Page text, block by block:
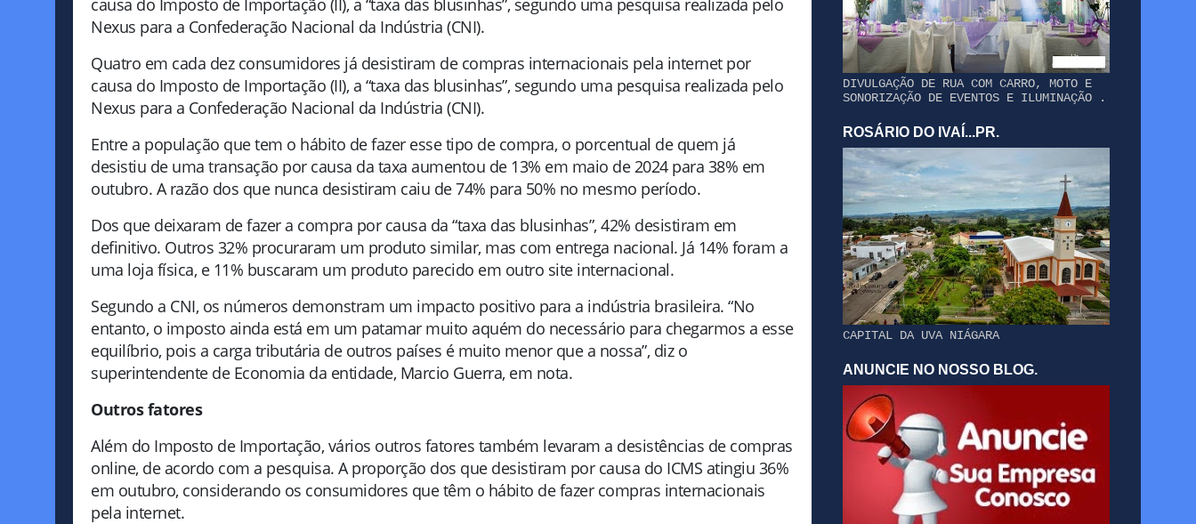
causa do Imposto de Importação (II), a “taxa das blusinhas”, segundo uma pesquisa realizada pelo
Nexus para a Confederação Nacional da Indústria (CNI).
Quatro em cada dez consumidores já desistiram de compras internacionais pela internet por
causa do Imposto de Importação (II), a “taxa das blusinhas”, segundo uma pesquisa realizada pelo
Nexus para a Confederação Nacional da Indústria (CNI).
Entre a população que tem o hábito de fazer esse tipo de compra, o porcentual de quem já
desistiu de uma transação por causa da taxa aumentou de 13% em maio de 2024 para 38% em
outubro. A razão dos que nunca desistiram caiu de 74% para 50% no mesmo período.
Dos que deixaram de fazer a compra por causa da “taxa das blusinhas”, 42% desistiram em
definitivo. Outros 32% procuraram um produto similar, mas com entrega nacional. Já 14% foram a
uma loja física, e 11% buscaram um produto parecido em outro site internacional.
Segundo a CNI, os números demonstram um impacto positivo para a indústria brasileira. “No
entanto, o imposto ainda está em um patamar muito aquém do necessário para chegarmos a esse
equilíbrio, pois a carga tributária de outros países é muito menor que a nossa”, diz o
superintendente de Economia da entidade, Marcio Guerra, em nota.
Outros fatores
Além do Imposto de Importação, vários outros fatores também levaram a desistências de compras
online, de acordo com a pesquisa. A proporção dos que desistiram por causa do ICMS atingiu 36%
em outubro, considerando os consumidores que têm o hábito de fazer compras internacionais
pela internet.
DIVULGAÇÃO DE RUA COM CARRO, MOTO E
SONORIZAÇÃO DE EVENTOS E ILUMINAÇÃO .
ROSÁRIO DO IVAÍ...PR.
CAPITAL DA UVA NIÁGARA
ANUNCIE NO NOSSO BLOG.